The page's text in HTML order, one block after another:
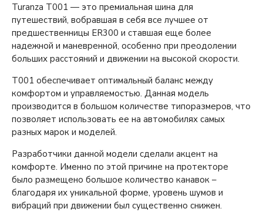
Turanza T001 — это премиальная шина для
путешествий, вобравшая в себя все лучшее от
предшественницы ER300 и ставшая еще более
надежной и маневренной, особенно при преодолении
больших расстояний и движении на высокой скорости.
T001 обеспечивает оптимальный баланс между
комфортом и управляемостью. Данная модель
производится в большом количестве типоразмеров, что
позволяет использовать ее на автомобилях самых
разных марок и моделей.
Разработчики данной модели сделали акцент на
комфорте. Именно по этой причине на протекторе
было размещено большое количество канавок –
благодаря их уникальной форме, уровень шумов и
вибраций при движении был существенно снижен.